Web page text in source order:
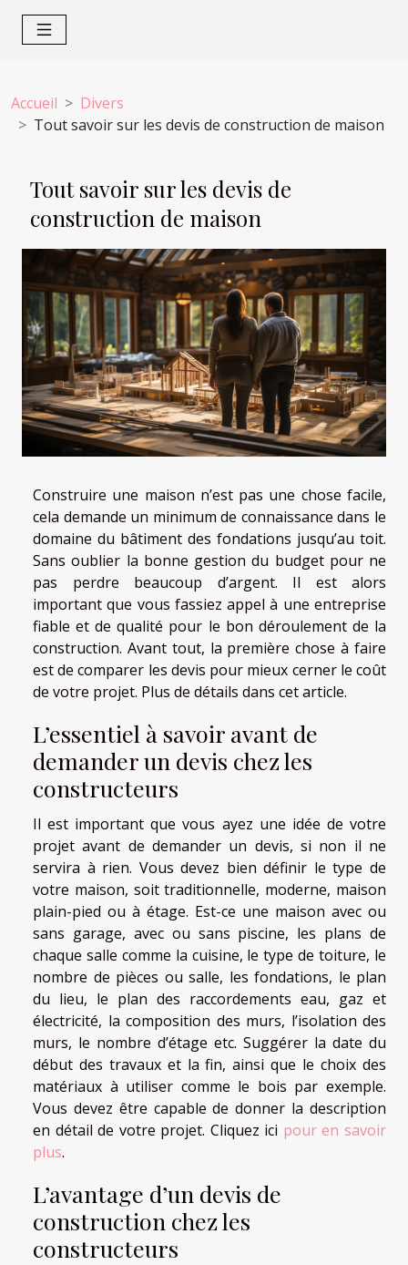
Accueil
Divers
Tout savoir sur les devis de construction de maison
Tout savoir sur les devis de
construction de maison
Construire une maison n’est pas une chose facile,
cela demande un minimum de connaissance dans le
domaine du bâtiment des fondations jusqu’au toit.
Sans oublier la bonne gestion du budget pour ne
pas perdre beaucoup d’argent. Il est alors
important que vous fassiez appel à une entreprise
fiable et de qualité pour le bon déroulement de la
construction. Avant tout, la première chose à faire
est de comparer les devis pour mieux cerner le coût
de votre projet. Plus de détails dans cet article.
L’essentiel à savoir avant de
demander un devis chez les
constructeurs
Il est important que vous ayez une idée de votre
projet avant de demander un devis, si non il ne
servira à rien. Vous devez bien définir le type de
votre maison, soit traditionnelle, moderne, maison
plain-pied ou à étage. Est-ce une maison avec ou
sans garage, avec ou sans piscine, les plans de
chaque salle comme la cuisine, le type de toiture, le
nombre de pièces ou salle, les fondations, le plan
du lieu, le plan des raccordements eau, gaz et
électricité, la composition des murs, l’isolation des
murs, le nombre d’étage etc. Suggérer la date du
début des travaux et la fin, ainsi que le choix des
matériaux à utiliser comme le bois par exemple.
Vous devez être capable de donner la description
en détail de votre projet. Cliquez ici pour en savoir
plus.
L’avantage d’un devis de
construction chez les
constructeurs